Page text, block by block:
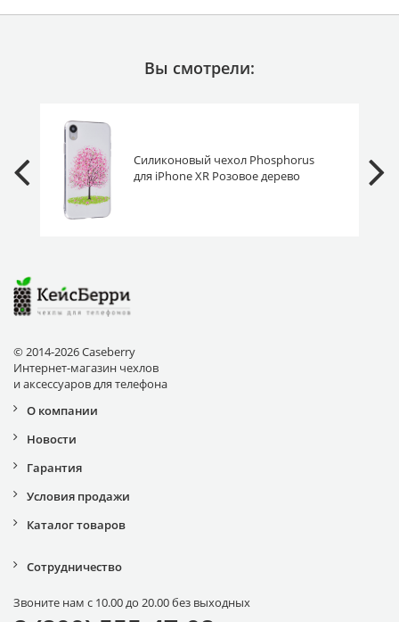
Вы смотрели:
Силиконовый чехол Phosphorus
для iPhone XR Розовое дерево
© 2014-2026 Caseberry
Интернет-магазин чехлов
и аксессуаров для телефона
О компании
Новости
Гарантия
Условия продажи
Каталог товаров
Сотрудничество
Звоните нам с 10.00 до 20.00 без выходных